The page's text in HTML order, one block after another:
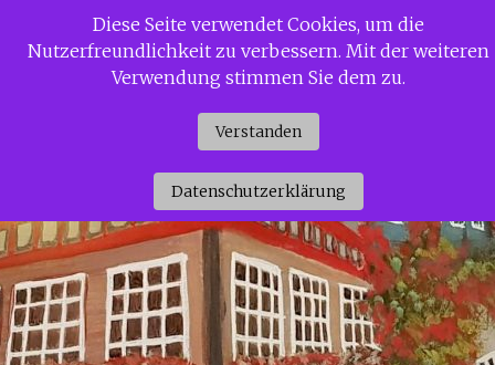
InhaltSiggi Gerdaus Welt
Diese Seite verwendet Cookies, um die
Nutzerfreundlichkeit zu verbessern. Mit der weiteren
Verwendung stimmen Sie dem zu.
Verstanden
Datenschutzerklärung